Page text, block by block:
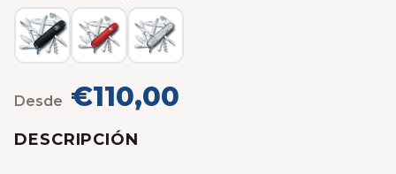
Desde €110,00
DESCRIPCIÓN